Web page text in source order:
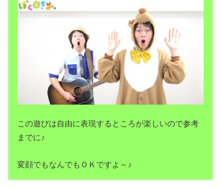
この遊びは自由に表現するところが楽しいので参考
までに♪
変顔でもなんでもＯＫですよ～♪